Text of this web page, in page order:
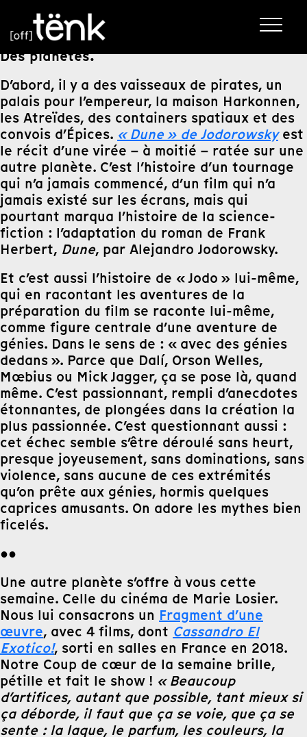
Des planètes.
D’abord, il y a des vaisseaux de pirates, un
palais pour l’empereur, la maison Harkonnen,
les Atreïdes, des containers spatiaux et des
convois d’Épices. « Dune » de Jodorowskyest
le récit d’une virée – à moitié – ratée sur une
autre planète. C’est l’histoire d’un tournage
qui n’a jamais commencé, d’un film qui n’a
jamais existé sur les écrans, mais qui
pourtant marqua l’histoire de la science-
fiction : l’adaptation du roman de Frank
Herbert, Dune, par Alejandro Jodorowsky.
Et c’est aussi l’histoire de « Jodo » lui-même,
qui en racontant les aventures de la
préparation du film se raconte lui-même,
comme figure centrale d’une aventure de
génies. Dans le sens de : « avec des génies
dedans ». Parce que Dalí, Orson Welles,
Mœbius ou Mick Jagger, ça se pose là, quand
même. C’est passionnant, rempli d’anecdotes
étonnantes, de plongées dans la création la
plus passionnée. C’est questionnant aussi :
cet échec semble s’être déroulé sans heurt,
presque joyeusement, sans dominations, sans
violence, sans aucune de ces extrémités
qu’on prête aux génies, hormis quelques
caprices amusants. On adore les mythes bien
ficelés.
●●
Une autre planète s’offre à vous cette
semaine. Celle du cinéma de Marie Losier.
Nous lui consacrons un Fragment d’une
œuvre, avec 4 films, dont Cassandro El
Exotico!, sorti en salles en France en 2018.
Notre Coup de cœur de la semaine brille,
pétille et fait le show ! « Beaucoup
d’artifices, autant que possible, tant mieux si
ça déborde, il faut que ça se voie, que ça se
sente : la laque, le parfum, les couleurs, la